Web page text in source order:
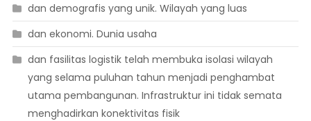
dan demografis yang unik. Wilayah yang luas
dan ekonomi. Dunia usaha
dan fasilitas logistik telah membuka isolasi wilayah
yang selama puluhan tahun menjadi penghambat
utama pembangunan. Infrastruktur ini tidak semata
menghadirkan konektivitas fisik